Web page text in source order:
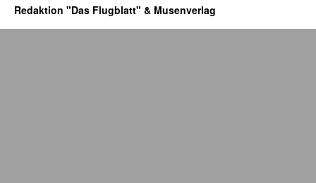
Redaktion "Das Flugblatt" & Musenverlag